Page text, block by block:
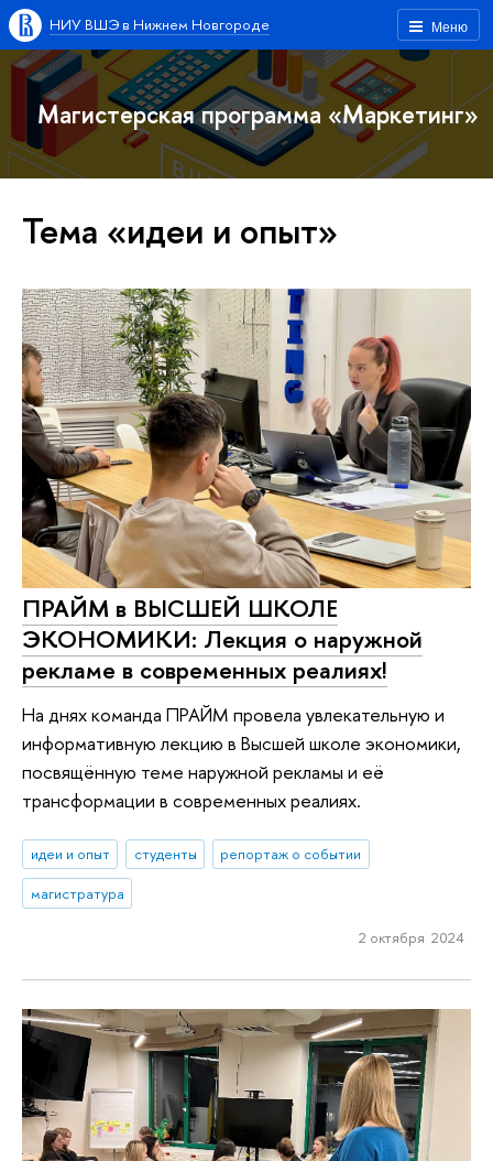
Меню
НИУ ВШЭ в Нижнем Новгороде
Магистерская программа «Маркетинг»
Тема «идеи и опыт»
ПРАЙМ в ВЫСШЕЙ ШКОЛЕ
ЭКОНОМИКИ: Лекция о наружной
рекламе в современных реалиях!
На днях команда ПРАЙМ провела увлекательную и
информативную лекцию в Высшей школе экономики,
посвящённую теме наружной рекламы и её
трансформации в современных реалиях.
идеи и опыт студенты
репортаж о событии
магистратура
2 октября 2024